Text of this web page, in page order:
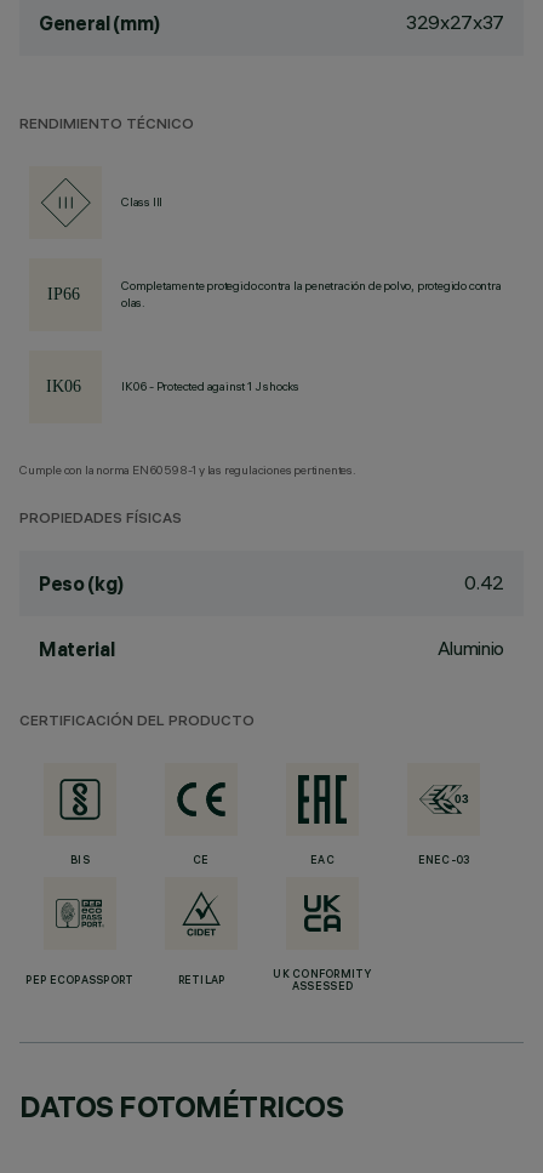
General (mm) 329x27x37
RENDIMIENTO TÉCNICO
Class III
Completamente protegido contra la penetración de polvo, protegido contra
olas.
IK06 - Protected against 1 J shocks
Cumple con la norma EN60598-1 y las regulaciones pertinentes.
PROPIEDADES FÍSICAS
Peso (kg) 0.42
Material Aluminio
CERTIFICACIÓN DEL PRODUCTO
BIS CE EAC ENEC-03
PEP ECOPASSPORT RETILAP
UK CONFORMITY
ASSESSED
DATOS FOTOMÉTRICOS